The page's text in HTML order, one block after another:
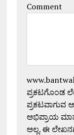
Comment
ಪ್ರಕಟಗೊಂಡ
ಪ್ರಕಟವಾಗುವ
ಅಭಿಪ್ರಾಯ
ಅಲ್ಲ. ಈ